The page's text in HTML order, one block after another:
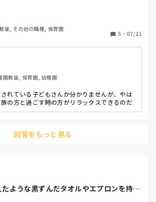
のですが、それ以外表情が乏しいです。こ
はあるように思うのですが…指示がなけ
簡易的（エプロンを棚に置いてこようねな
にする中で…皆んなの行動を見ても同じ行
いる様子。その都度声かけしています。極
るのか…聞こえないのか…上の空なのか…
が付かずにいます。自分の気持ちを表し
るのか、そういったお子さんへの対応はど
諭, その他の職種, 保育園
5 ・ 07/21
園教諭, 保育園, 幼稚園
れている子どもさんか分かりませんが、やは
の方と過ごす時の方がリラックスできるのだ
も園ではあまり話さず上の空という感じの子が
呼ばないけれど私のことは⚪︎⚪︎先生〜と小声
ました☺️
ことは毎日笑顔でお出迎えして⚪︎⚪︎ちゃんおは
回答をもっと見る
ような黒ずんだタオルやエプロンを持っ